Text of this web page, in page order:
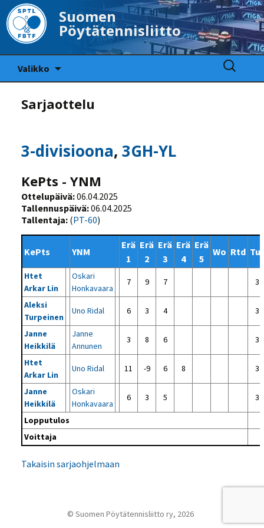
Suomen
Pöytätennisliitto
Valikko
Haku:
Sarjaottelu
3-divisioona,3GH-YL
KePts - YNM
Ottelupäivä:06.04.2025
Tallennuspäivä:06.04.2025
Tallentaja: (PT-60)
KePts YNM
Erä
1
Erä
2
Erä
3
Erä
4
Erä
5
Wo Rtd
Htet
Arkar Lin
Oskari
Honkavaara
7 9 7 3
Aleksi
Turpeinen
Uno Ridal 6 3 4 3
Janne
Heikkilä
Janne
Annunen
3 8 6 3
Htet
Arkar Lin
Uno Ridal 11 -9 6 8 3
Janne
Heikkilä
Oskari
Honkavaara
6 3 5 3
Lopputulos
Voittaja
Takaisin sarjaohjelmaan
© Suomen Pöytätennisliitto ry, 2026